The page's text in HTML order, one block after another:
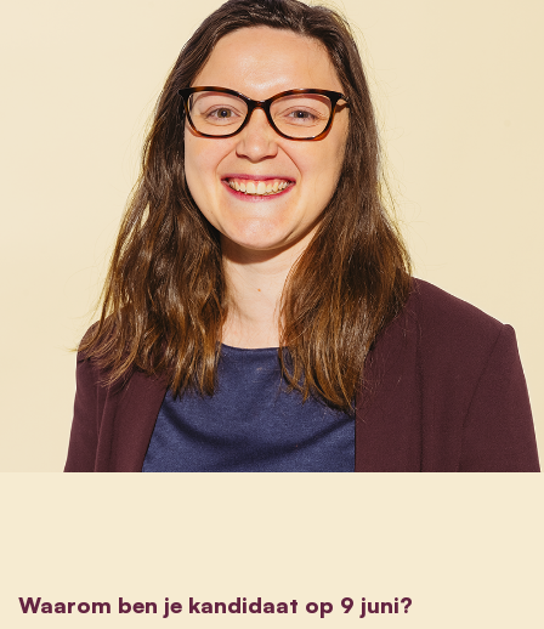
Waarom ben je kandidaat op 9 juni?